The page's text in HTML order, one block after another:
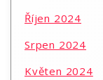
Říjen 2024
Srpen 2024
Květen 2024